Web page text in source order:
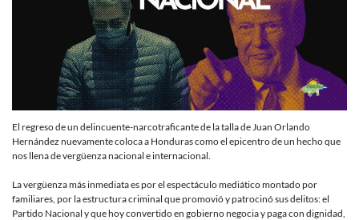
El regreso de un delincuente-narcotraficante de la talla de Juan Orlando
Hernández nuevamente coloca a Honduras como el epicentro de un hecho que
nos llena de vergüenza nacional e internacional.
La vergüenza más inmediata es por el espectáculo mediático montado por
familiares, por la estructura criminal que promovió y patrocinó sus delitos: el
Partido Nacional y que hoy convertido en gobierno negocia y paga con dignidad,